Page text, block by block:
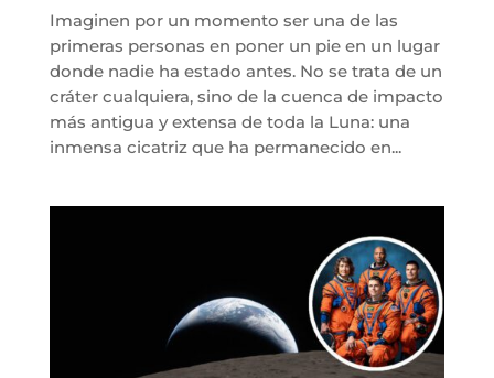
Imaginen por un momento ser una de las
primeras personas en poner un pie en un lugar
donde nadie ha estado antes. No se trata de un
cráter cualquiera, sino de la cuenca de impacto
más antigua y extensa de toda la Luna: una
inmensa cicatriz que ha permanecido en...